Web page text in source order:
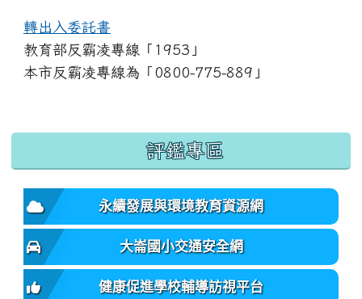
轉出入委託書
教育部反霸凌專線「1953」
本市反霸凌專線為「0800-775-889」
:::
評鑑專區
永續發展與環境教育資源網
大崙國小交通安全網
健康促進學校輔導訪視平台